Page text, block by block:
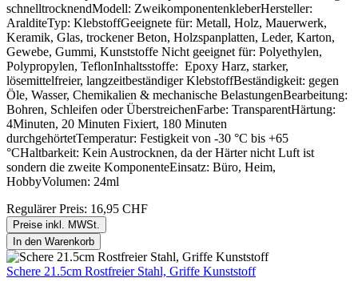
schnelltrocknendModell: ZweikomponentenkleberHersteller:
AralditeTyp: KlebstoffGeeignete für: Metall, Holz, Mauerwerk,
Keramik, Glas, trockener Beton, Holzspanplatten, Leder, Karton,
Gewebe, Gummi, Kunststoffe Nicht geeignet für: Polyethylen,
Polypropylen, TeflonInhaltsstoffe: Epoxy Harz, starker,
lösemittelfreier, langzeitbeständiger KlebstoffBeständigkeit: gegen
Öle, Wasser, Chemikalien & mechanische BelastungenBearbeitung:
Bohren, Schleifen oder ÜberstreichenFarbe: TransparentHärtung:
4Minuten, 20 Minuten Fixiert, 180 Minuten
durchgehörtetTemperatur: Festigkeit von -30 °C bis +65
°CHaltbarkeit: Kein Austrocknen, da der Härter nicht Luft ist
sondern die zweite KomponenteEinsatz: Büro, Heim,
HobbyVolumen: 24ml
Regulärer Preis: 16,95 CHF
Preise inkl. MWSt.
In den Warenkorb
Schere 21.5cm Rostfreier Stahl, Griffe Kunststoff